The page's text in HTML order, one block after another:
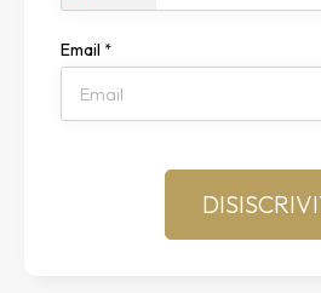
Email *